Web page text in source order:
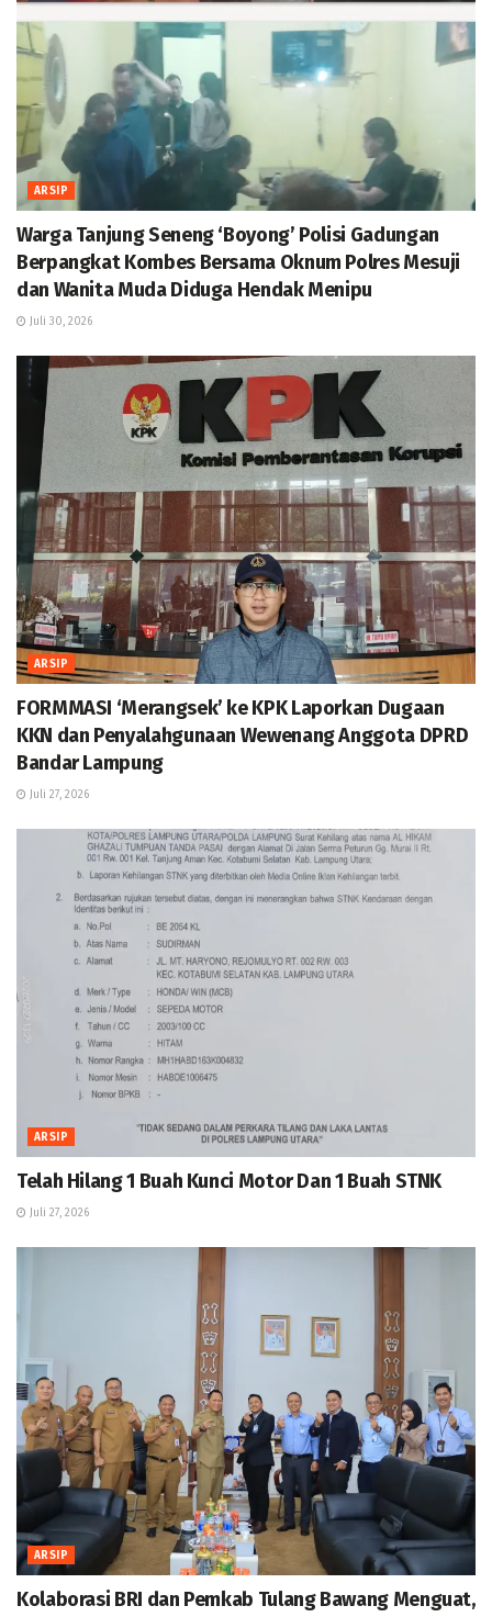
ARSIP
Warga Tanjung Seneng ‘Boyong’ Polisi Gadungan
Berpangkat Kombes Bersama Oknum Polres Mesuji
dan Wanita Muda Diduga Hendak Menipu
Juli 30, 2026
ARSIP
FORMMASI ‘Merangsek’ ke KPK Laporkan Dugaan
KKN dan Penyalahgunaan Wewenang Anggota DPRD
Bandar Lampung
Juli 27, 2026
ARSIP
Telah Hilang 1 Buah Kunci Motor Dan 1 Buah STNK
Juli 27, 2026
ARSIP
Kolaborasi BRI dan Pemkab Tulang Bawang Menguat,